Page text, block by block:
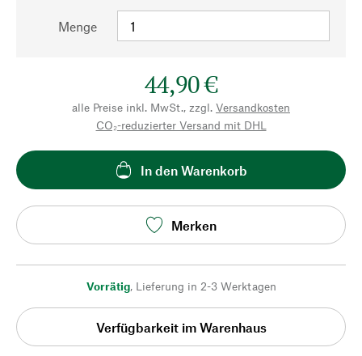
Menge
44,90 €
alle Preise inkl. MwSt., zzgl. Versandkosten
CO₂-reduzierter Versand mit DHL
In den Warenkorb
Merken
Vorrätig, Lieferung in 2-3 Werktagen
Verfügbarkeit im Warenhaus